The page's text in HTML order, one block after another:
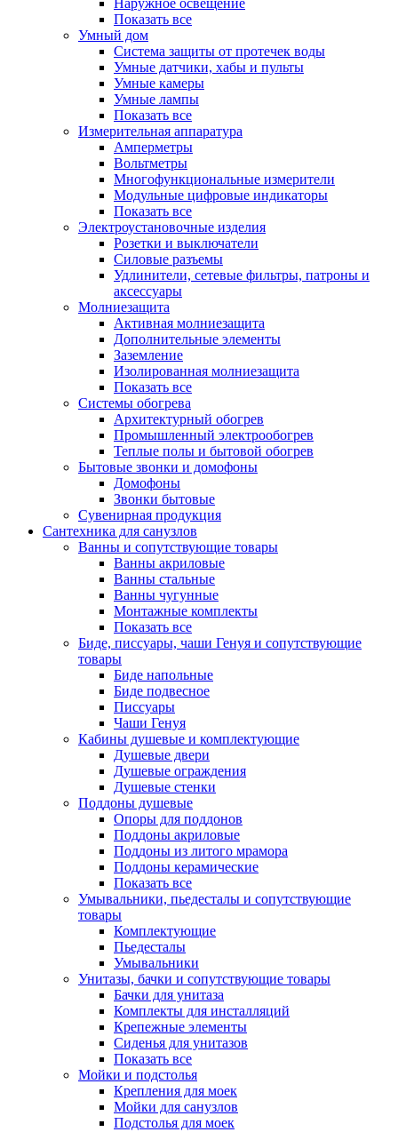
Наружное освещение
Показать все
Умный дом
Система защиты от протечек воды
Умные датчики, хабы и пульты
Умные камеры
Умные лампы
Показать все
Измерительная аппаратура
Амперметры
Вольтметры
Многофункциональные измерители
Модульные цифровые индикаторы
Показать все
Электроустановочные изделия
Розетки и выключатели
Силовые разъемы
Удлинители, сетевые фильтры, патроны и
аксессуары
Молниезащита
Активная молниезащита
Дополнительные элементы
Заземление
Изолированная молниезащита
Показать все
Системы обогрева
Архитектурный обогрев
Промышленный электрообогрев
Теплые полы и бытовой обогрев
Бытовые звонки и домофоны
Домофоны
Звонки бытовые
Сувенирная продукция
Сантехника для санузлов
Ванны и сопутствующие товары
Ванны акриловые
Ванны стальные
Ванны чугунные
Монтажные комплекты
Показать все
Биде, писсуары, чаши Генуя и сопутствующие
товары
Биде напольные
Биде подвесное
Писсуары
Чаши Генуя
Кабины душевые и комплектующие
Душевые двери
Душевые ограждения
Душевые стенки
Поддоны душевые
Опоры для поддонов
Поддоны акриловые
Поддоны из литого мрамора
Поддоны керамические
Показать все
Умывальники, пьедесталы и сопутствующие
товары
Комплектующие
Пьедесталы
Умывальники
Унитазы, бачки и сопутствующие товары
Бачки для унитаза
Комплекты для инсталляций
Крепежные элементы
Сиденья для унитазов
Показать все
Мойки и подстолья
Крепления для моек
Мойки для санузлов
Подстолья для моек